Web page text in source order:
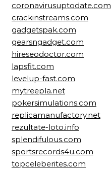
coronavirusuptodate.com
crackinstreams.com
gadgetspak.com
gearsngadget.com
hireseodoctor.com
lapsfit.com
levelup-fast.com
mytreepla.net
pokersimulations.com
replicamanufactory.net
rezultate-loto.info
splendifulous.com
sportsrecords4u.com
topceleberites.com